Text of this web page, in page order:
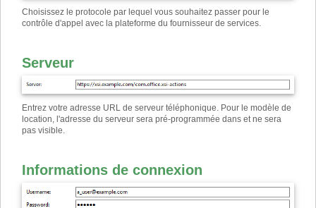
Choisissez le protocole par lequel vous souhaitez passer pour le
contrôle d'appel avec la plateforme du fournisseur de services.
Serveur
Entrez votre adresse URL de serveur téléphonique. Pour le modèle de
location, l'adresse du serveur sera pré-programmée dans et ne sera
pas visible.
Informations de connexion